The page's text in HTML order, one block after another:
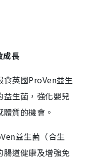
成長
英國ProVen益生
生菌，強化嬰兒
質的機會。
益生菌（合生
腸道健康及增強免